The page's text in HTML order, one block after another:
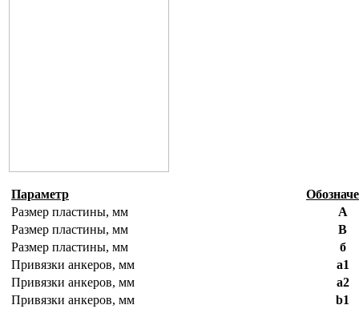
Параметр
Размер пластины, мм
А
Размер пластины, мм
B
Размер пластины, мм
б
Привязки анкеров, мм
а1
Привязки анкеров, мм
а2
Привязки анкеров, мм
b1